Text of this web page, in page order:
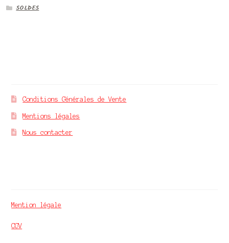
SOLDES
Conditions Générales de Vente
Mentions légales
Nous contacter
Mention légale
CGV